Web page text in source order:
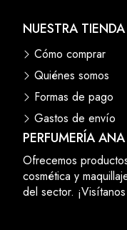
PERFUMERÍA
Ofrecemos
cosmética y
del sector.
NUESTRA TIENDA
Cómo comprar
Quiénes somos
Formas de pago
Gastos de envío